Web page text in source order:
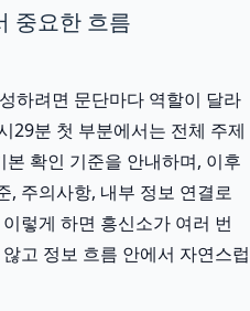
중요한 흐름
하려면 문단마다 역할이 달라
29분 첫 부분에서는 전체 주제
확인 기준을 안내하며, 이후
, 주의사항, 내부 정보 연결로
렇게 하면 흥신소가 여러 번
고 정보 흐름 안에서 자연스럽